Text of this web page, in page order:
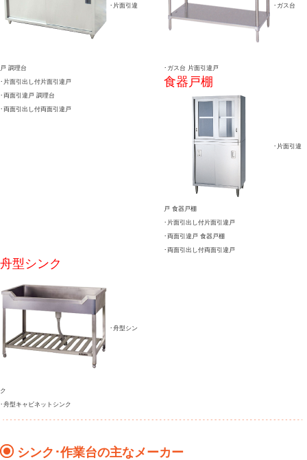
･片面引違
戸 調理台
･片面引出し付片面引違戸
･両面引違戸 調理台
･両面引出し付両面引違戸
･ガス台
･ガス台 片面引違戸
食器戸棚
･片面引違
戸 食器戸棚
･片面引出し付片面引違戸
･両面引違戸 食器戸棚
･両面引出し付両面引違戸
舟型シンク
･舟型シン
ク
･舟型キャビネットシンク
シンク･作業台の主なメーカー